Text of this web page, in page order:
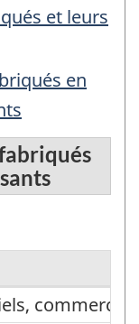
et leurs
en